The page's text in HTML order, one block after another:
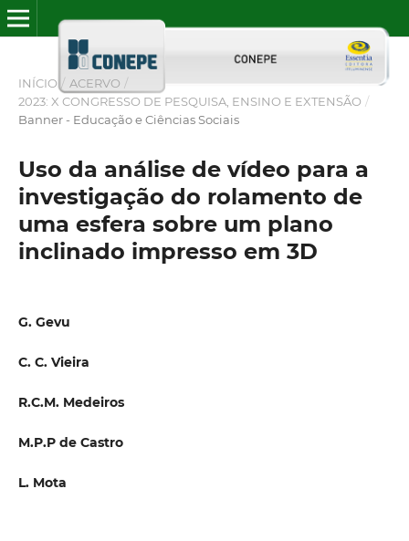
INÍCIO / ACERVO /
2023: X CONGRESSO DE PESQUISA, ENSINO E EXTENSÃO /
Banner - Educação e Ciências Sociais
Uso da análise de vídeo para a
investigação do rolamento de
uma esfera sobre um plano
inclinado impresso em 3D
G. Gevu
C. C. Vieira
R.C.M. Medeiros
M.P.P de Castro
L. Mota